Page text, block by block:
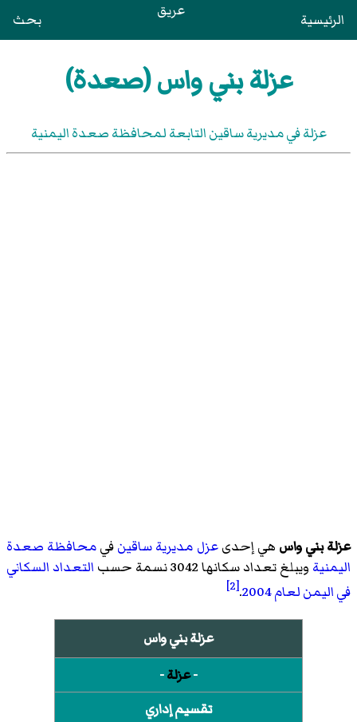
الرئيسية عريق بحث
عزلة بني واس (صعدة)
عزلة في مديرية ساقين التابعة لمحافظة صعدة اليمنية
عزلة بني واس هي إحدىعزل مديرية ساقينفيمحافظة صعدة
اليمنية ويبلغ تعداد سكانها 3042 نسمة حسب
التعداد السكاني
في اليمن لعام 2004
.
[2]
عزلة بني واس
-عزلة-
تقسيم إداري